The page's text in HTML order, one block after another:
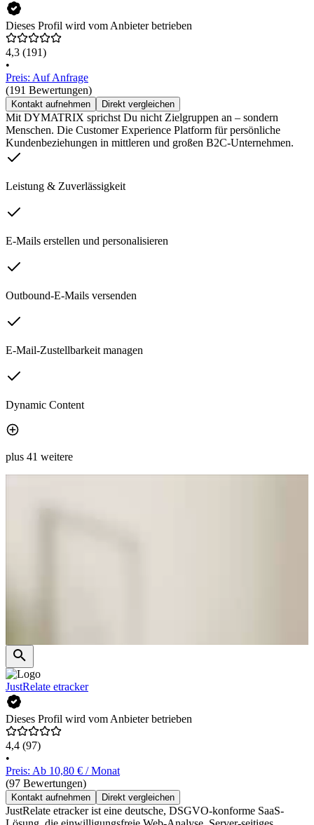
Dieses Profil wird vom Anbieter betrieben
4,3 (191)
•
Preis: Auf Anfrage
(191 Bewertungen)
Kontakt aufnehmen Direkt vergleichen
Mit DYMATRIX sprichst Du nicht Zielgruppen an – sondern
Menschen. Die Customer Experience Platform für persönliche
Kundenbeziehungen in mittleren und großen B2C-Unternehmen.
Leistung & Zuverlässigkeit
E-Mails erstellen und personalisieren
Outbound-E-Mails versenden
E-Mail-Zustellbarkeit managen
Dynamic Content
plus 41 weitere
JustRelate etracker
Dieses Profil wird vom Anbieter betrieben
4,4 (97)
•
Preis: Ab 10,80 € / Monat
(97 Bewertungen)
Kontakt aufnehmen Direkt vergleichen
JustRelate etracker ist eine deutsche, DSGVO-konforme SaaS-